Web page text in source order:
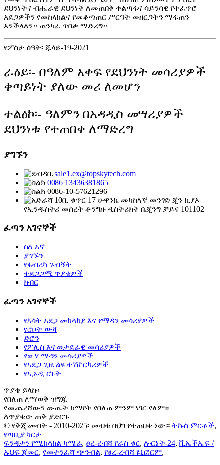
ደህንነትና ብሔራዊ ደህንነት ለመጠበቅ ቀልጣፋና ሳይንሳዊ የተፈጥሮ
አደጋዎችን የመከላከልና የመቆጣጠር ሥርዓት መዘርጋትን ማፋጠን
እንችላለን። ጠንካራ ጥበቃ ማድረግ።
የፖስታ ሰዓት፡ ጁላይ-19-2021
ራዕይ፡- በዓለም አቀፍ የደህንነት መሳሪያዎች
ቀጣይነት ያለው መሪ ለመሆን
ተልዕኮ፡- ዓለምን በአዳዲስ መሣሪያዎች
ደህንነቱ የተጠበቀ ለማድረግ
ያግኙን
sale1.ex@topskytech.com
0086 13436381865
0086-10-57621296
10ቢ ቁጥር 17 ሁዋንኬ መካከለኛ መንገድ ጂን ኪያኦ
የኢንዱስትሪ መሰረት ቶንግዙ ዲስትሪክት ቤጂንግ ቻይና 101102
ፈጣን አገናኞች
ስለ እኛ
ያግኙን
የፋብሪካ ጉብኝት
ተደጋጋሚ ጥያቄዎች
ክብር
ፈጣን አገናኞች
የእሳት አደጋ መከላከያ እና የማዳን መሳሪያዎች
የሮቦት ውሻ
ድሮን
የፖሊስ እና ወታደራዊ መሳሪያዎች
የውሃ ማዳን መሳሪያዎች
የአደጋ ጊዜ ልዩ ተሽከርካሪዎች
የኢኦዲ ሮቦት
ጥያቄ ይላኩ፦
የበለጠ ለማወቅ ዝግጁ
የመጨረሻውን ውጤት ከማየት የበለጠ ምንም ነገር የለም።
ለጥያቄው ጠቅ ያድርጉ
© የቅጂ መብት - 2010-2025፡ መብቱ በህግ የተጠበቀ ነው። ትኩስ ምርቶች,
የጣቢያ ካርታ
ፍንዳታን የሚከላከል ካሜራ, ፀረ-ረብሻ የራስ ቁር, ሎርኔት-24,ቪኤችኤፍ /
ኡህፍ ጃመር, የመተንፈሻ ጭንብል, የፀረ-ረብሻ ዩኒፎርም,